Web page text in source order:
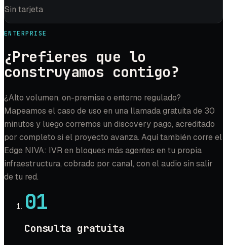
Sin tarjeta
ENTERPRISE
¿Prefieres que lo
construyamos contigo?
¿Alto volumen, on-premise o entorno regulado?
Mapeamos el caso de uso en una llamada gratuita de 30
minutos y luego corremos un discovery pago, acreditado
por completo si el proyecto avanza. Aquí también corre el
Edge NIVA: IVR en bloques más agentes en tu propia
infraestructura, cobrado por canal, con el audio sin salir
de tu red.
01
Consulta gratuita